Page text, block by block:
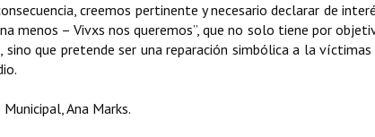
creemos pertinente y necesario declarar de
menos – Vivxs nos queremos”, que no solo tiene por
sino que pretende ser una reparación simbólica a la
Ana Marks.